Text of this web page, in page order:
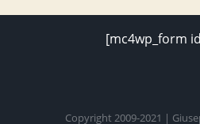
[mc4wp_form
Copyright 2009-2021 |